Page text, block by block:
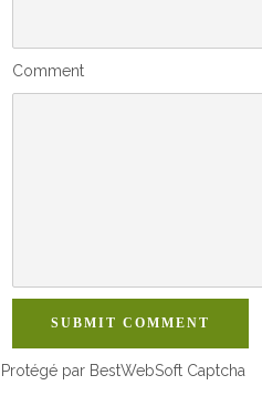
Comment
SUBMIT COMMENT
Protégé par BestWebSoft Captcha